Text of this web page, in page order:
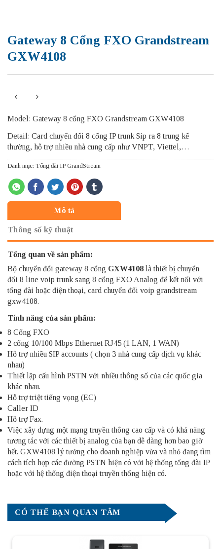
Gateway 8 Cổng FXO Grandstream
GXW4108
Model: Gateway 8 cổng FXO Grandstream GXW4108
Detail: Card chuyển đổi 8 cổng IP trunk Sip ra 8 trung kế
thường, hỗ trợ nhiều nhà cung cấp như VNPT, Viettel,…
Danh mục: Tổng đài IP GrandStream
Mô tả
Thông số kỹ thuật
Tổng quan về sản phẩm:
Bộ chuyển đổi gateway 8 cổng GXW4108 là thiết bị chuyển
đổi 8 line voip trunk sang 8 cổng FXO Analog để kết nối với
tổng đài hoặc điện thoại, card chuyển đổi voip grandstream
gxw4108.
Tính năng của sản phẩm:
8 Cổng FXO
2 cổng 10/100 Mbps Ethernet RJ45 (1 LAN, 1 WAN)
Hỗ trợ nhiều SIP accounts ( chọn 3 nhà cung cấp dịch vụ khác
nhau)
Thiết lập cấu hình PSTN với nhiều thông số của các quốc gia
khác nhau.
Hỗ trợ triệt tiếng vọng (EC)
Caller ID
Hỗ trợ Fax.
Việc xây dựng một mạng truyền thông cao cấp và có khả năng
tương tác với các thiết bị analog của bạn dễ dàng hơn bao giờ
hết. GXW4108 lý tưởng cho doanh nghiệp vừa và nhỏ đang tìm
cách tích hợp các đường PSTN hiện có với hệ thốngtổng đài IP
hoặc với hệ thống điện thoại truyền thống hiện có.
CÓ THỂ BẠN QUAN TÂM